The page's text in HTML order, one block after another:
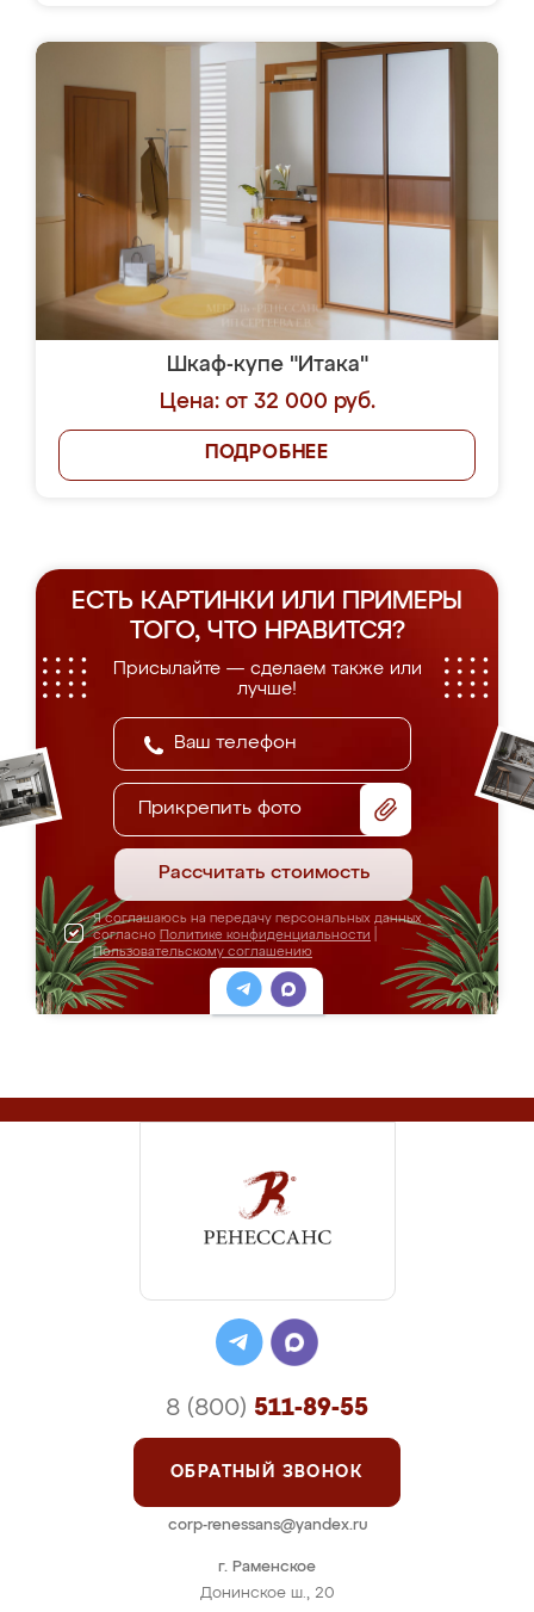
Шкаф-купе "Итака"
Цена: от 32 000 руб.
ПОДРОБНЕЕ
ЕСТЬ КАРТИНКИ ИЛИ ПРИМЕРЫ
ТОГО, ЧТО НРАВИТСЯ?
Присылайте — сделаем также или
лучше!
Прикрепить фото
Рассчитать стоимость
Я соглашаюсь на передачу персональных данных
согласно Политике конфиденциальности
Пользовательскому соглашению
г. Раменское
Донинское ш., 20
8 (800) 511-89-55
ОБРАТНЫЙ ЗВОНОК
corp-renessans@yandex.ru